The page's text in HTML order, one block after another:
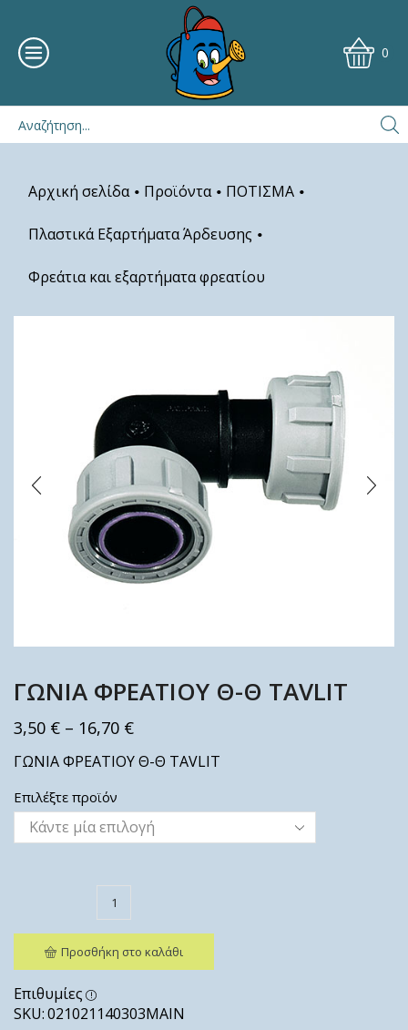
0
Αρχική σελίδα • Προϊόντα • ΠΟΤΙΣΜΑ •
Πλαστικά Εξαρτήματα Άρδευσης •
Φρεάτια και εξαρτήματα φρεατίου
ΓΩΝΙΑ ΦΡΕΑΤΙΟΥ Θ-Θ TAVLIT
3,50 € – 16,70 €
ΓΩΝΙΑ ΦΡΕΑΤΙΟΥ Θ-Θ TAVLIT
Επιλέξτε προϊόν
Προσθήκη στο καλάθι
Επιθυμίες
SKU:021021140303ΜΑΙΝ